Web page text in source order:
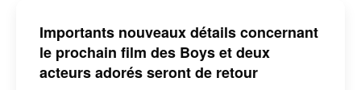
Importants nouveaux détails concernant
le prochain film des Boys et deux
acteurs adorés seront de retour